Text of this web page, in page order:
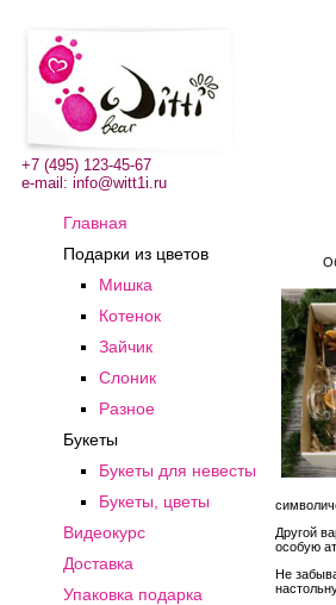
+7 (495) 123-45-67
e-mail: info@witt1i.ru
Главная
Подарки из цветов
Мишка
Котенок
Зайчик
Слоник
Разное
Букеты
Букеты для невесты
Букеты, цветы
Видеокурс
Доставка
Упаковка подарка
Другой
особую
Не